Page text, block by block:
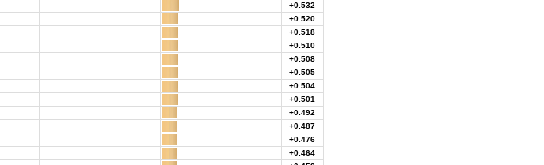
+0.532
+0.520
+0.518
+0.510
+0.508
+0.505
+0.504
+0.501
+0.492
+0.487
+0.476
+0.464